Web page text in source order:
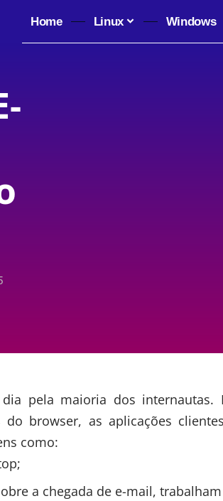
Home Linux Windows
pela maioria dos internautas.
do browser, as aplicações
como:
a chegada de e-mail,